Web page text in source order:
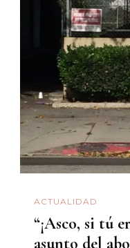
ACTUALIDAD
“¡Asco, si tú
asunto del